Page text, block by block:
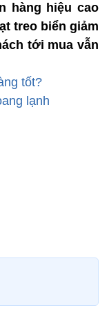
hàng hiệu cao
treo biển giảm
tới mua vẫn
tốt?
lạnh